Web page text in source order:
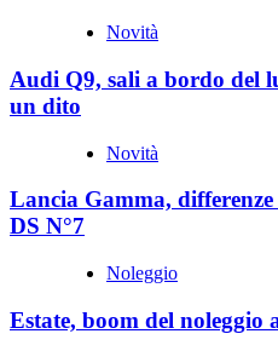
Novità
Audi Q9, sali a bordo del
un dito
Novità
Lancia Gamma,
DS N°7
Noleggio
Estate, boom del noleggio